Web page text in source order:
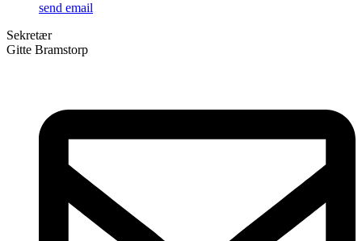
send email
Sekretær
Gitte Bramstorp